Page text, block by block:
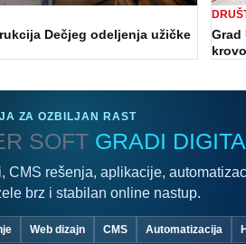
Dečjeg odeljenja užičke
Grad
ZA OZBILJAN RAST
SOFT GRADI
CMS rešenja, aplikacije,
brz i stabilan online nastup.
Web dizajn CMS Automatizacija